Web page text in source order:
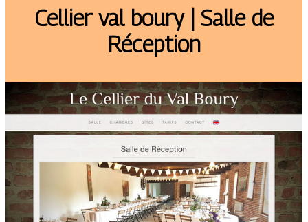
Cellier val boury | Salle de
Réception